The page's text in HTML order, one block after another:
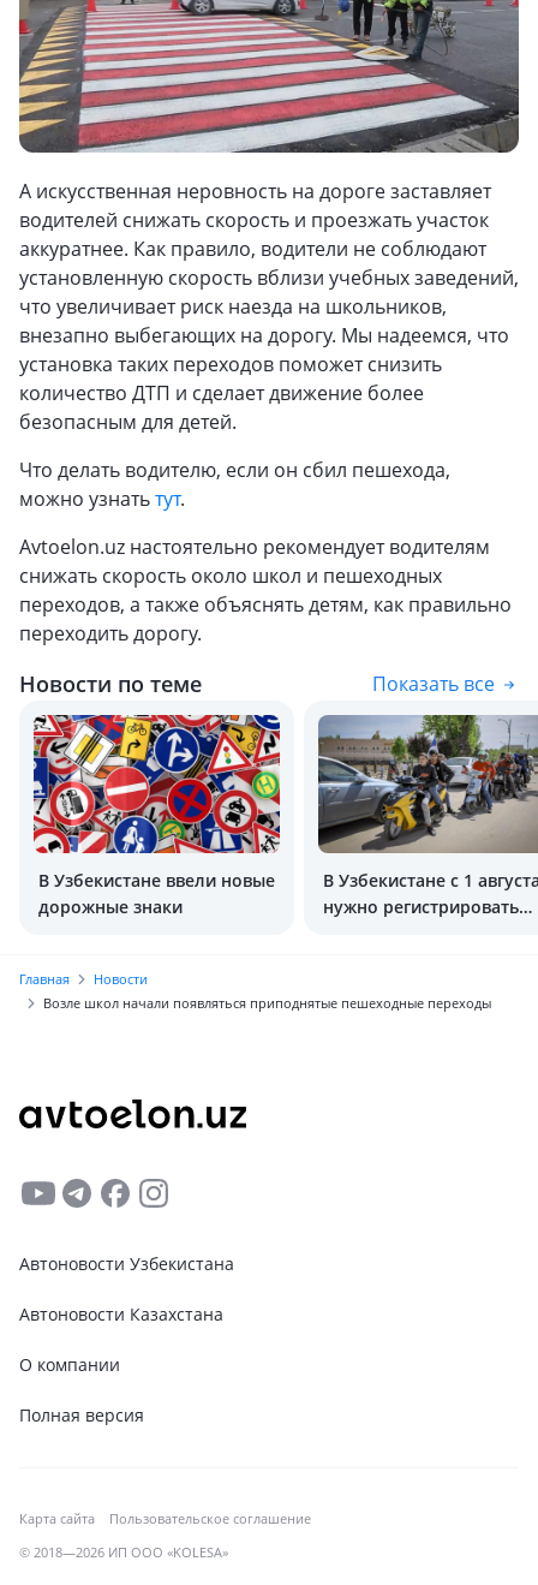
А искусственная неровность на дороге заставляет
водителей снижать скорость и проезжать участок
аккуратнее. Как правило, водители не соблюдают
установленную скорость вблизи учебных заведений,
что увеличивает риск наезда на школьников,
внезапно выбегающих на дорогу. Мы надеемся, что
установка таких переходов поможет снизить
количество ДТП и сделает движение более
безопасным для детей.
Что делать водителю, если он сбил пешехода,
можно узнатьтут.
Avtoelon.uz настоятельно рекомендует водителям
снижать скорость около школ и пешеходных
переходов, а также объяснять детям, как правильно
переходить дорогу.
Новости по теме Показать все
В Узбекистане ввели новые
дорожные знаки
В Узбекистане с 1
нужно регистрировать
Главная
Новости
Возле школ начали появляться приподнятые пешеходные переходы
Автоновости Узбекистана
Автоновости Казахстана
О компании
Полная версия
Карта сайта
Пользовательское соглашение
© 2018—2026 ИП ООО «KOLESA»